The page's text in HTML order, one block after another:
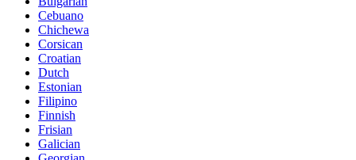
Cebuano
Chichewa
Corsican
Croatian
Dutch
Estonian
Filipino
Finnish
Frisian
Galician